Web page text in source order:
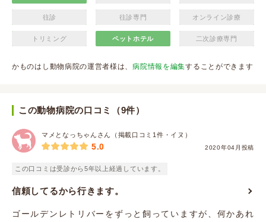
往診 往診専門 オンライン診療
トリミング ペットホテル 二次診療専門
かものはし動物病院の運営者様は、病院情報を編集することができます
この動物病院の口コミ（9件）
マメとなっちゃんさん（掲載口コミ1件・イヌ）
2020年04月投稿
5.0
この口コミは受診から5年以上経過しています。
信頼してるから行きます。
ゴールデンレトリバーをずっと飼っていますが、何かあれ